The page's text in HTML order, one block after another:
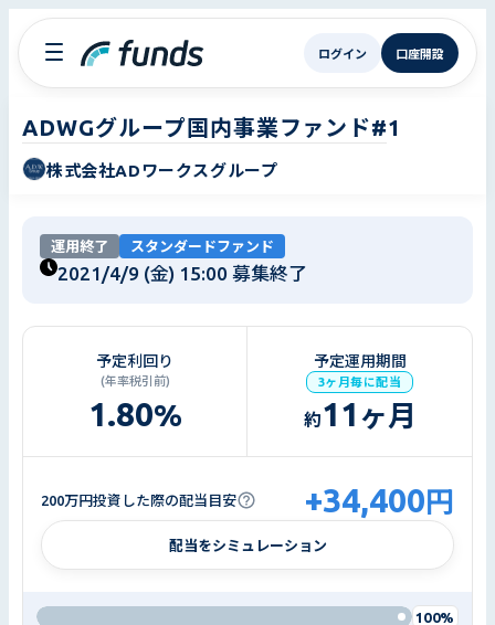
ログイン 口座開設
ADWGグループ国内事業ファンド#1
株式会社ADワークスグループ
運用終了 スタンダードファンド
2021/4/9 (金) 15:00 募集終了
予定利回り
(年率税引前)
1.80%
予定運用期間
3ヶ月毎に配当
約11 ヶ月
200万円投資した際の配当目安 +34,400 円
配当をシミュレーション
100%